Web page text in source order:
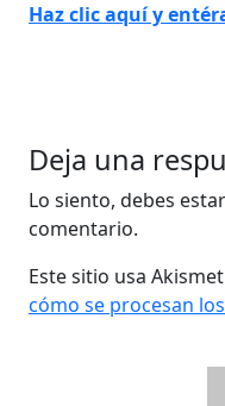
Haz clic aquí y
Deja una
Lo siento, debes estar
comentario.
Este sitio usa
cómo se procesan